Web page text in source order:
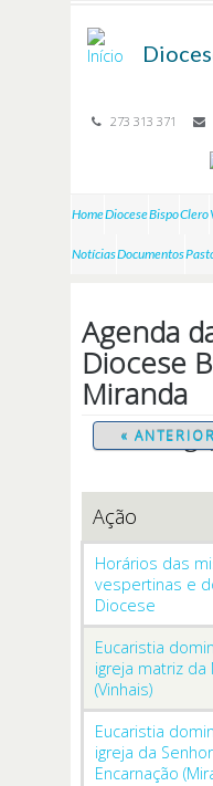
273 313 371
HomeDioceseBispoClero
NotíciasDocumentos
Agenda
Diocese
Miranda
« ANTERIOR
Ação
Horários das
vespertinas e
Diocese
Eucaristia
igreja matriz da
(Vinhais)
Eucaristia
igreja da
Encarnação